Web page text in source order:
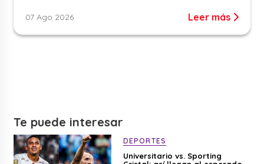
07 Ago 2026 Leer más
Te puede interesar
DEPORTES
Universitario vs. Sporting